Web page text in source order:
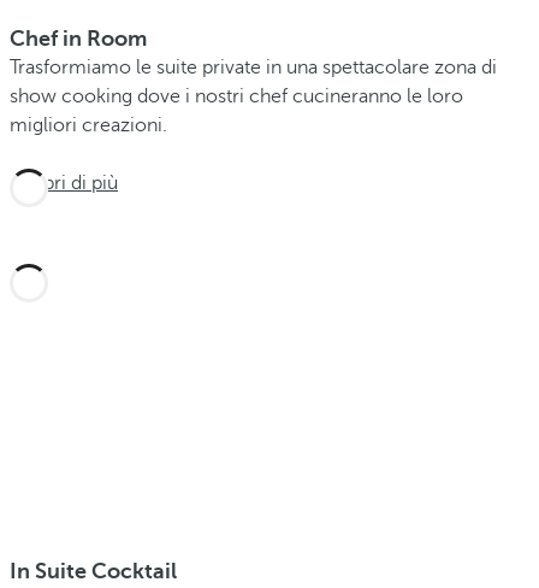
Chef in Room
Trasformiamo le suite private in una spettacolare zona di
show cooking dove i nostri chef cucineranno le loro
migliori creazioni.
Scopri di più
In Suite Cocktail